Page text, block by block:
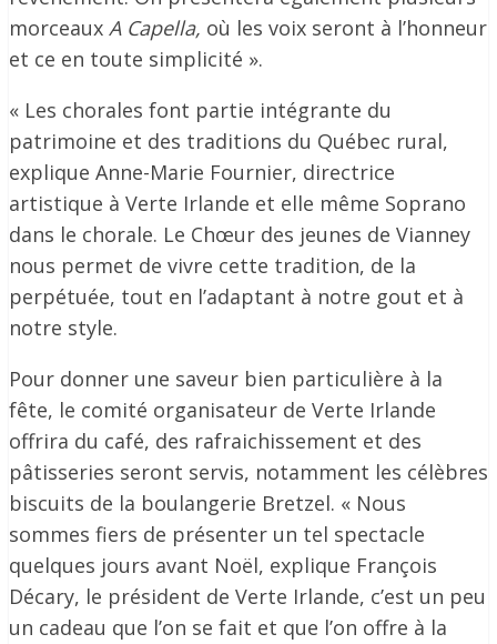
morceaux A Capella, où les voix seront à l’honneur
et ce en toute simplicité ».
« Les chorales font partie intégrante du
patrimoine et des traditions du Québec rural,
explique Anne-Marie Fournier, directrice
artistique à Verte Irlande et elle même Soprano
dans le chorale. Le Chœur des jeunes de Vianney
nous permet de vivre cette tradition, de la
perpétuée, tout en l’adaptant à notre gout et à
notre style.
Pour donner une saveur bien particulière à la
fête, le comité organisateur de Verte Irlande
offrira du café, des rafraichissement et des
pâtisseries seront servis, notamment les célèbres
biscuits de la boulangerie Bretzel. « Nous
sommes fiers de présenter un tel spectacle
quelques jours avant Noël, explique François
Décary, le président de Verte Irlande, c’est un peu
un cadeau que l’on se fait et que l’on offre à la